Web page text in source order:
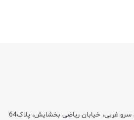
تهران، سعادت‌آباد، خیابان سرو غربی، خیابان ریاضی بخشایش، پلاک64